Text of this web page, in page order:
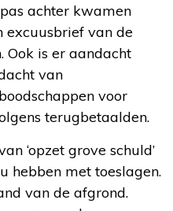
achter kwamen
excuusbrief van de
Ook is er aandacht
van
voor
terugbetaalden.
‘opzet grove schuld’
hebben met toeslagen.
van de afgrond.